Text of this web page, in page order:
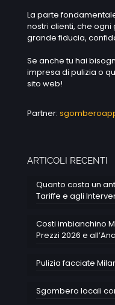
La parte
nostri clienti, che
grande fiducia,
Se anche tu hai
impresa di pulizia o
sito web!
Partner:
ARTICOLI RECENTI
Quanto costa un
Tariffe e agli
Costi imbianchino
Prezzi 2026 e
Pulizia facciate
Sgombero locali